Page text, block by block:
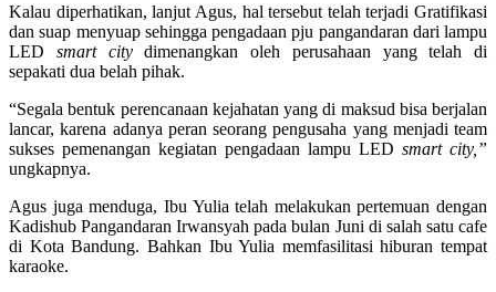
Kalau diperhatikan, lanjut Agus, hal tersebut telah terjadi Gratifikasi
dan suap menyuap sehingga pengadaan pju pangandaran dari lampu
LED smart citydimenangkan oleh perusahaan yang telah di
sepakati dua belah pihak.
“Segala bentuk perencanaan kejahatan yang di maksud bisa berjalan
lancar, karena adanya peran seorang pengusaha yang menjadi team
sukses pemenangan kegiatan pengadaan lampu LED smart city,”
ungkapnya.
Agus juga menduga, Ibu Yulia telah melakukan pertemuan dengan
Kadishub Pangandaran Irwansyah pada bulan Juni di salah satu cafe
di Kota Bandung. Bahkan Ibu Yulia memfasilitasi hiburan tempat
karaoke.